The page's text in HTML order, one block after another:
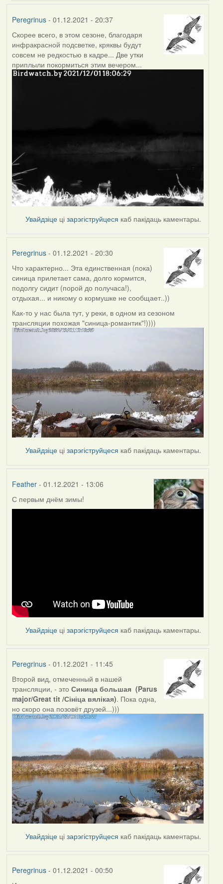
Peregrinus- 01.12.2021 - 20:37
Скорее всего, в этом сезоне, благодаря
инфракрасной подсветке, кряквы будут
совсем не редкостью в кадре... Две утки
приплыли покормиться этим вечером...
Увайдзіце цізарэгіструйцеся каб пакідаць каментары.
Peregrinus- 01.12.2021 - 20:30
Что характерно... Эта единственная (пока)
синица прилетает сама, долго кормится,
подолгу сидит (порой до получаса!),
отдыхая... и никому о кормушке не сообщает..))
Как-то у нас была тут, у реки, в одном из сезоном
трансляции похожая "синица-романтик"!))))
Увайдзіце цізарэгіструйцеся каб пакідаць каментары.
Feather- 01.12.2021 - 13:06
С первым днём зимы!
Увайдзіце цізарэгіструйцеся каб пакідаць каментары.
Peregrinus- 01.12.2021 - 11:45
Второй вид, отмеченный в нашей
трансляции, - это Синица большая (Parus
major/Great tit /Сініца вялікая). Пока одна,
но скоро она позовёт друзей...)))
Увайдзіце цізарэгіструйцеся каб пакідаць каментары.
Peregrinus- 01.12.2021 - 00:50